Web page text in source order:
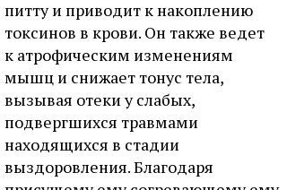
питту и приводит к накоплению
токсинов в крови. Он также ведет
к атрофическим изменениям
мышц и снижает тонус тела,
вызывая отеки у слабых,
подвергшихся травмами
находящихся в стадии
выздоровления. Благодаря